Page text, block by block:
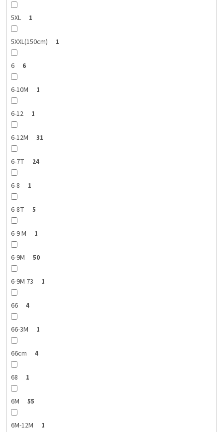
5XL 1
5XXL(150cm) 1
6 6
6-10M 1
6-12 1
6-12M 31
6-7T 24
6-8 1
6-8T 5
6-9 M 1
6-9M 50
6-9M 73 1
66 4
66-3M 1
66cm 4
68 1
6M 55
6M-12M 1